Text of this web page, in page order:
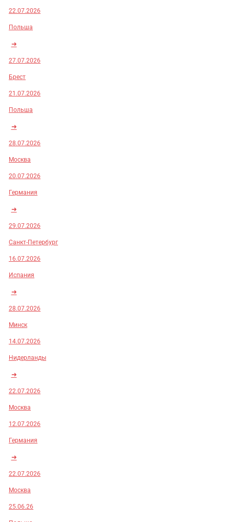
22.07.2026
Польша
➜
27.07.2026
Брест
21.07.2026
Польша
➜
28.07.2026
Москва
20.07.2026
Германия
➜
29.07.2026
Санкт-Петербург
16.07.2026
Испания
➜
28.07.2026
Минск
14.07.2026
Нидерланды
➜
22.07.2026
Москва
12.07.2026
Германия
➜
22.07.2026
Москва
25.06.26